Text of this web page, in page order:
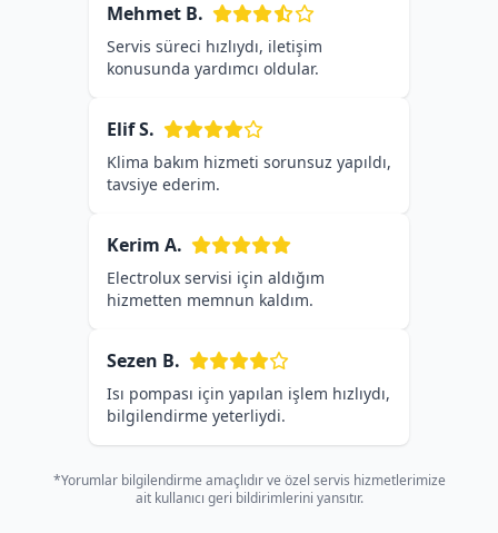
Mehmet B.
Servis süreci hızlıydı, iletişim
konusunda yardımcı oldular.
Elif S.
Klima bakım hizmeti sorunsuz yapıldı,
tavsiye ederim.
Kerim A.
Electrolux servisi için aldığım
hizmetten memnun kaldım.
Sezen B.
Isı pompası için yapılan işlem hızlıydı,
bilgilendirme yeterliydi.
*Yorumlar bilgilendirme amaçlıdır ve özel servis hizmetlerimize
ait kullanıcı geri bildirimlerini yansıtır.